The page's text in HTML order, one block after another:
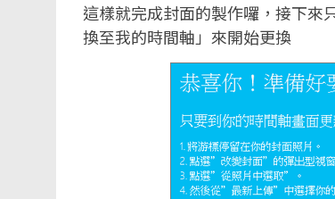
這樣就完成封面的製作囉，接下來
換至我的時間軸」來開始更換